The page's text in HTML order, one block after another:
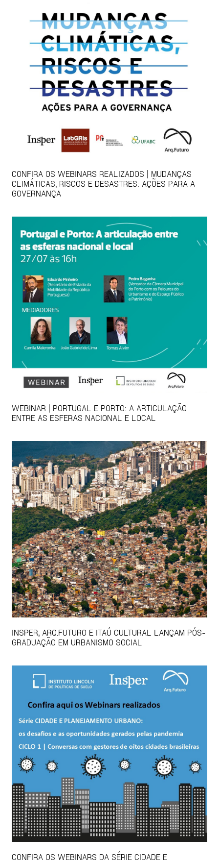
CONFIRA OS WEBINARS REALIZADOS | MUDANÇAS
CLIMÁTICAS, RISCOS E DESASTRES: AÇÕES PARA A
GOVERNANÇA
WEBINAR | PORTUGAL E PORTO: A ARTICULAÇÃO
ENTRE AS ESFERAS NACIONAL E LOCAL
INSPER, ARQ.FUTURO E ITAÚ CULTURAL LANÇAM PÓS-
GRADUAÇÃO EM URBANISMO SOCIAL
CONFIRA OS WEBINARS DA SÉRIE CIDADE E